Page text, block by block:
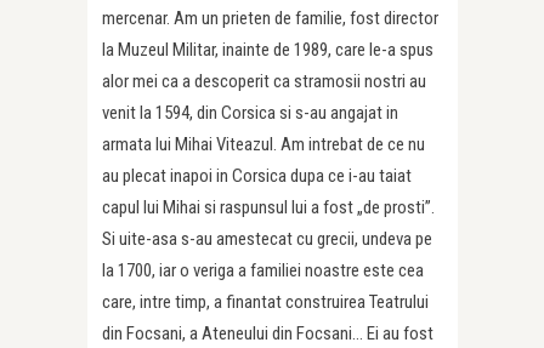
mercenar. Am un prieten de familie, fost director
la Muzeul Militar, inainte de 1989, care le-a spus
alor mei ca a descoperit ca stramosii nostri au
venit la 1594, din Corsica si s-au angajat in
armata lui Mihai Viteazul. Am intrebat de ce nu
au plecat inapoi in Corsica dupa ce i-au taiat
capul lui Mihai si raspunsul lui a fost „de prosti”.
Si uite-asa s-au amestecat cu grecii, undeva pe
la 1700, iar o veriga a familiei noastre este cea
care, intre timp, a finantat construirea Teatrului
din Focsani, a Ateneului din Focsani… Ei au fost